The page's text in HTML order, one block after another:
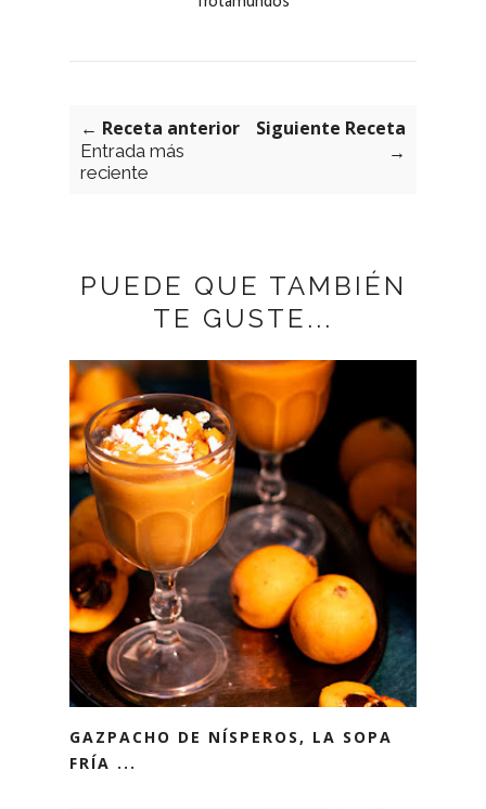
← Receta anterior
Entrada más
reciente
Siguiente Receta
→
PUEDE QUE TAMBIÉN
TE GUSTE...
GAZPACHO DE NÍSPEROS, LA SOPA
FRÍA ...